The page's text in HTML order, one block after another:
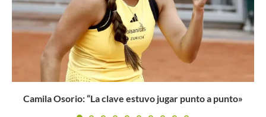
Roland Garros 2024: Ruud evitó el saludo en la red...